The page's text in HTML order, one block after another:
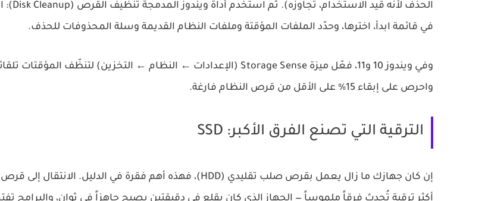
الحذف لأنه قيد الاستخدام، تجاوزه). ثم استخدم أداة ويندوز المدمجة تنظيف القرص (Disk Cleanup)
:
في قائمة ابدأ، اخترها، وحدّد الملفات المؤقتة وملفات النظام القديمة وسلة المحذوفات للحذف.
وفي ويندوز 10 و11، فعّل ميزة Storage Sense (الإعدادات ← النظام ← التخزين) لتنظّف المؤقتات
واحرص على إبقاء 15% على الأقل من قرص النظام فارغة.
الترقية التي تصنع الفرق الأكبر: SSD
إن كان جهازك ما زال يعمل بقرص صلب تقليدي (HDD)، فهذه أهم فقرة في الدليل. الانتقال إلى قرص
أكثر ترقية تُحدث فرقاً ملموساً — الجهاز الذي كان يقلع في دقيقتين يصبح جاهزاً في ثوانٍ، والبرامج